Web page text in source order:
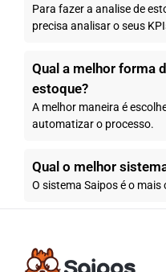
Para fazer a analise de
precisa analisar o seus
Qual a melhor forma
estoque?
A melhor maneira é
automatizar o processo.
Qual o melhor
O sistema Saipos é o